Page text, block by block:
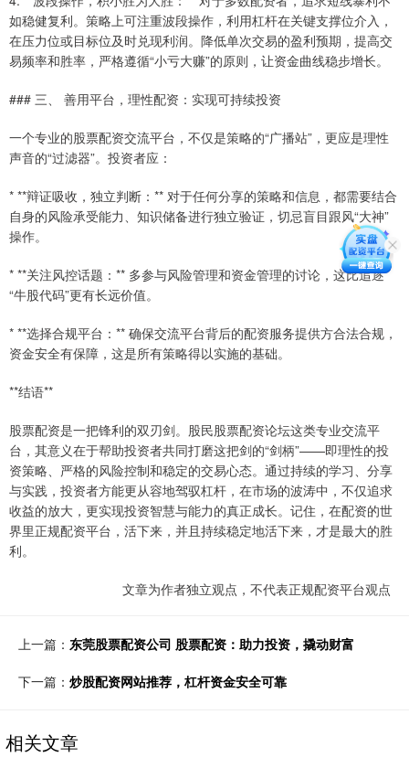
如稳健复利。策略上可注重波段操作，利用杠杆在关键支撑位介入，
在压力位或目标位及时兑现利润。降低单次交易的盈利预期，提高交
易频率和胜率，严格遵循“小亏大赚”的原则，让资金曲线稳步增长。
### 三、 善用平台，理性配资：实现可持续投资
一个专业的股票配资交流平台，不仅是策略的“广播站”，更应是理性
声音的“过滤器”。投资者应：
* **辩证吸收，独立判断：** 对于任何分享的策略和信息，都需要结合
自身的风险承受能力、知识储备进行独立验证，切忌盲目跟风“大神”
操作。
* **关注风控话题：** 多参与风险管理和资金管理的讨论，这比追逐
“牛股代码”更有长远价值。
* **选择合规平台：** 确保交流平台背后的配资服务提供方合法合规，
资金安全有保障，这是所有策略得以实施的基础。
**结语**
股票配资是一把锋利的双刃剑。股民股票配资论坛这类专业交流平
台，其意义在于帮助投资者共同打磨这把剑的“剑柄”——即理性的投
资策略、严格的风险控制和稳定的交易心态。通过持续的学习、分享
与实践，投资者方能更从容地驾驭杠杆，在市场的波涛中，不仅追求
收益的放大，更实现投资智慧与能力的真正成长。记住，在配资的世
界里正规配资平台，活下来，并且持续稳定地活下来，才是最大的胜
利。
文章为作者独立观点，不代表正规配资平台观点
上一篇： 东莞股票配资公司 股票配资：助力投资，撬动财富
下一篇： 炒股配资网站推荐，杠杆资金安全可靠
相关文章